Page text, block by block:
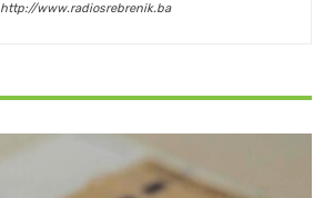
http://www.radiosrebrenik.ba